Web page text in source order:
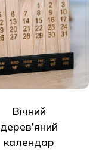
Вічний
дерев’яний
календар